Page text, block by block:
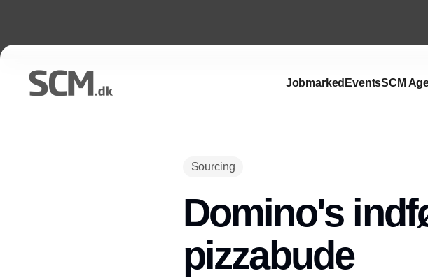
Jobmarked EventsSCM
Sourcing
Domino's
pizzabude